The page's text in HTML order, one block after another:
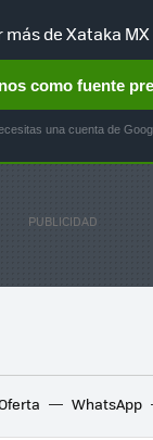
HOME AUTO
WhatsApp
más de Xataka
como fuente
una cuenta de